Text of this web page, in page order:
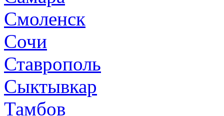
Смоленск
Сочи
Ставрополь
Сыктывкар
Тамбов